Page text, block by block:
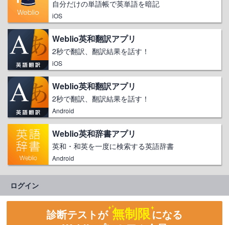
自分だけの単語帳で英単語を暗記
iOS
Weblio英和翻訳アプリ
2秒で翻訳、翻訳結果を話す！
iOS
Weblio英和翻訳アプリ
2秒で翻訳、翻訳結果を話す！
Android
Weblio英和辞書アプリ
英和・和英を一度に検索する英語辞書
Android
ログイン
診断テストが 無制限になる